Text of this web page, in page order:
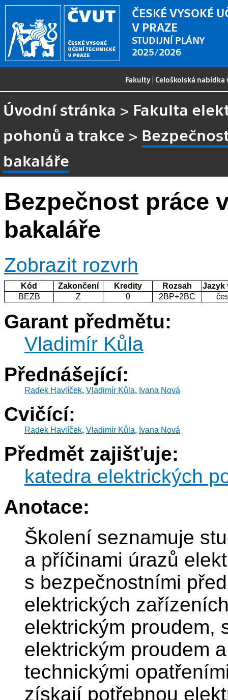
ČESKÉ VYSOKÉ
V PRAZE
STUDIJNÍ PLÁNY
2025/2026
Fakulty |Celoškolská
Úvodní stránka > Fakulta
pohonů a trakce >
bakaláře
Bezpečnost práce
bakaláře
Zobrazit rozvrh
Kód Zakončení Kredity Rozsah
Jazyk
BEZB
Z 0 2BP+2BC
Garant předmětu:
Vladimír Kůla
Přednášející:
Radek Havlíček, Vladimír Kůla, Ivana Nová
Cvičící:
Radek Havlíček, Vladimír Kůla, Ivana Nová
Předmět zajišťuje:
katedra elektrických
Anotace:
Školení seznamuje
a příčinami úrazů
s bezpečnostními
elektrických
elektrickým proudem,
elektrickým proudem
technickými
získají potřebnou